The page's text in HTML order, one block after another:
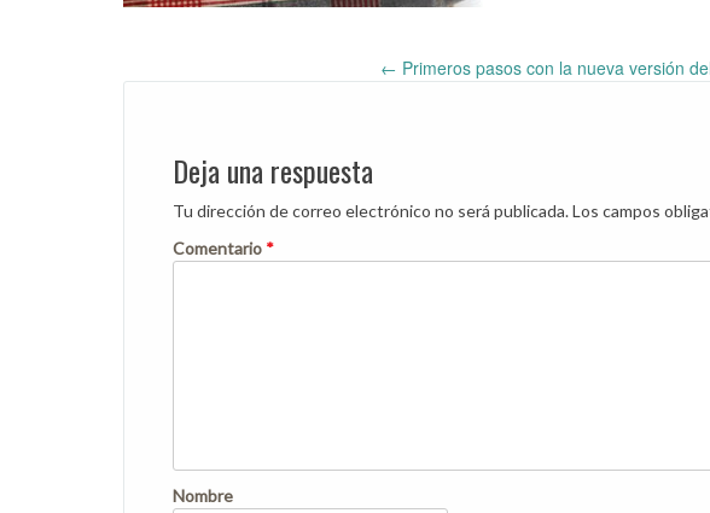
Post
navigation
← Primeros pasos con la nueva versión
Deja una respuesta
Tu dirección de correo electrónico no será publicada.Los campos
Comentario *
Nombre